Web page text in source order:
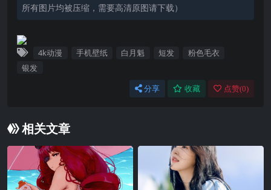
所有图片均被压缩，需要高清原图请下载）
4k动漫 手机壁纸 白月魁 短发
粉色毛衣
银发
分享 收藏 点赞(0)
相关文章